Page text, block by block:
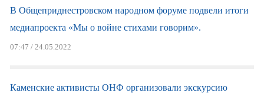
В Общеприднестровском народном форуме подвели итоги
медиапроекта «Мы о войне стихами говорим».
07:47 / 24.05.2022
Каменские активисты ОНФ организовали экскурсию